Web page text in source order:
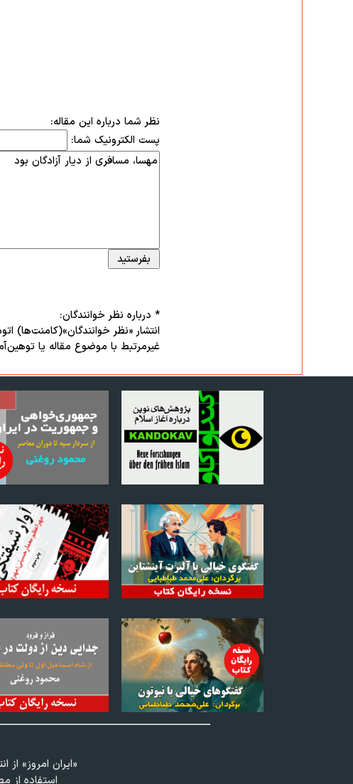
نظر شما درباره این مقاله:
پست الکترونیک شما:
* درباره نظر خوانندگان:
انتشار «نظر خوانندگان»(کامنت‌ها)
غیرمرتبط با موضوع مقاله یا
«ايران امروز»
استفاده از